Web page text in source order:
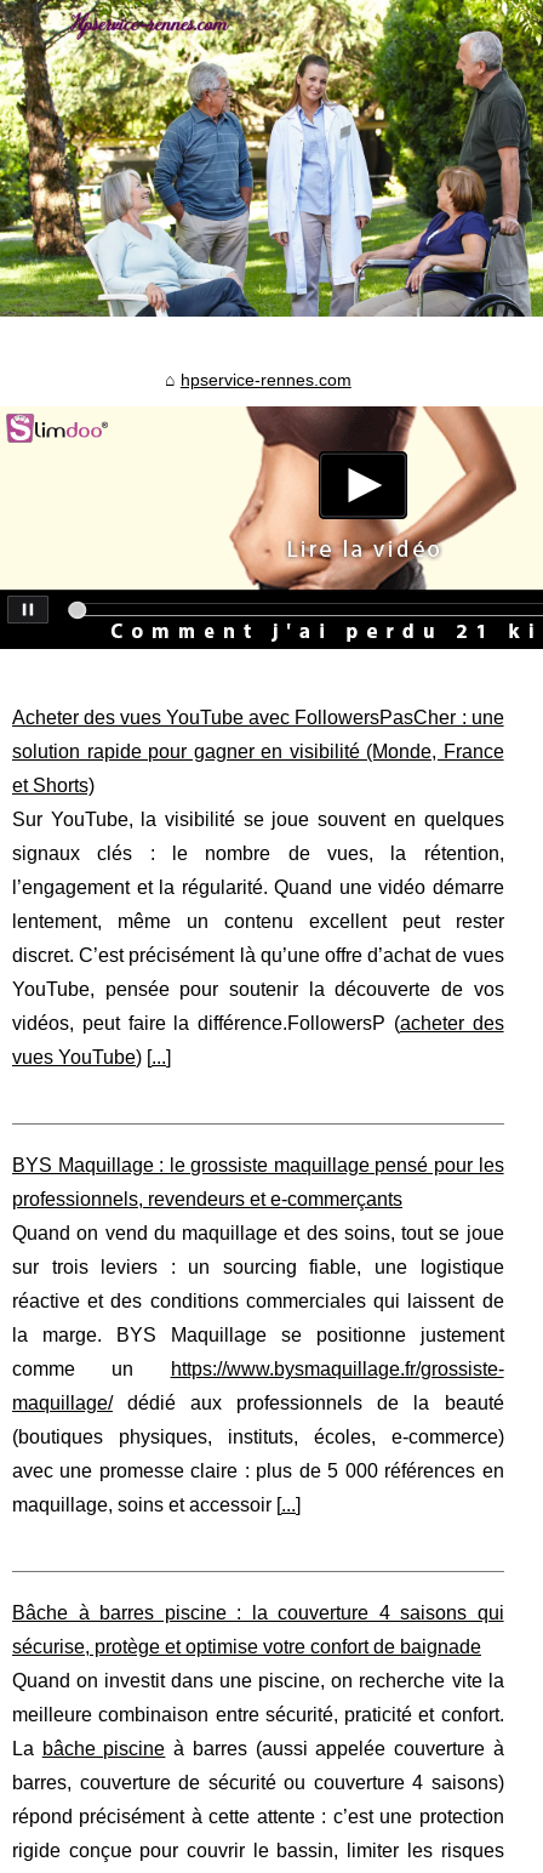
hpservice-rennes.com
Acheter des vues YouTube avec FollowersPasCher : une
solution rapide pour gagner en visibilité (Monde, France
et Shorts)
Sur YouTube, la visibilité se joue souvent en quelques
signaux clés : le nombre de vues, la rétention,
l’engagement et la régularité. Quand une vidéo démarre
lentement, même un contenu excellent peut rester
discret. C’est précisément là qu’une offre d’achat de vues
YouTube, pensée pour soutenir la découverte de vos
vidéos, peut faire la différence.FollowersP (acheter des
vues YouTube) [...]
BYS Maquillage : le grossiste maquillage pensé pour les
professionnels, revendeurs et e-commerçants
Quand on vend du maquillage et des soins, tout se joue
sur trois leviers : un sourcing fiable, une logistique
réactive et des conditions commerciales qui laissent de
la marge. BYS Maquillage se positionne justement
comme un
https://www.bysmaquillage.fr/grossiste-
maquillage/dédié aux professionnels de la beauté
(boutiques physiques, instituts, écoles, e-commerce)
avec une promesse claire : plus de 5 000 références en
maquillage, soins et accessoir [...]
Bâche à barres piscine : la couverture 4 saisons qui
sécurise, protège et optimise votre confort de baignade
Quand on investit dans une piscine, on recherche vite la
meilleure combinaison entre sécurité, praticité et confort.
La bâche piscine à barres (aussi appelée couverture à
barres, couverture de sécurité ou couverture 4 saisons)
répond précisément à cette attente : c’est une protection
rigide conçue pour couvrir le bassin, limiter les risques